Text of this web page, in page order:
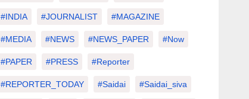
#INDIA #JOURNALIST #MAGAZINE
#MEDIA #NEWS #NEWS_PAPER #Now
#PAPER #PRESS #Reporter
#REPORTER_TODAY #saidai #saidai_siva